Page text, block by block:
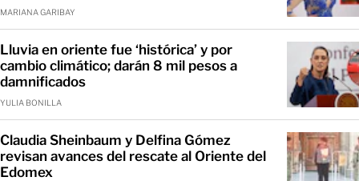
MARIANA GARIBAY
Lluvia en oriente fue ‘histórica’ y por
cambio climático; darán 8 mil pesos a
damnificados
YULIA BONILLA
Claudia Sheinbaum y Delfina Gómez
revisan avances del rescate al Oriente del
Edomex